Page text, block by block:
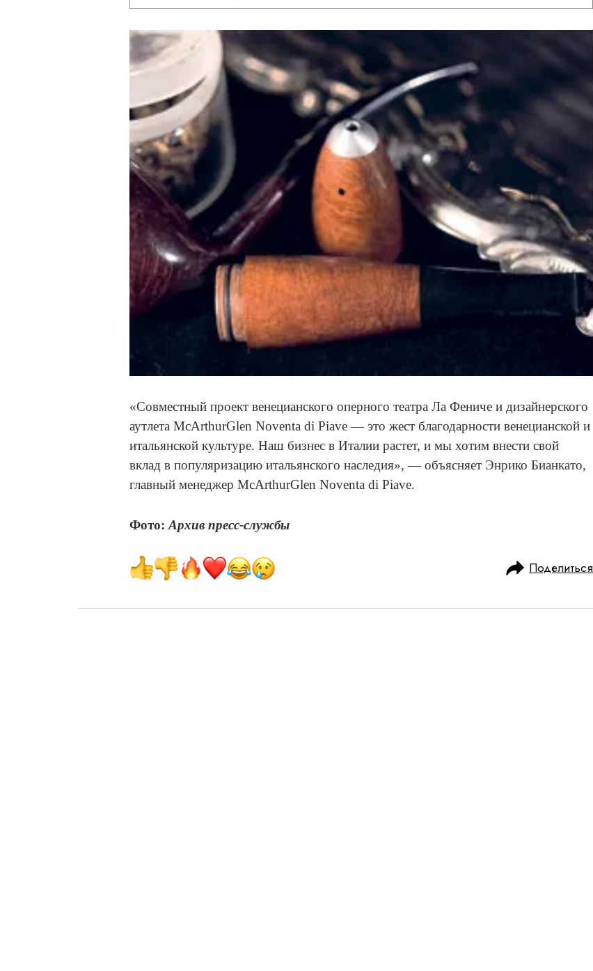
«Совместный проект венецианского оперного театра Ла Фениче и дизайнерского
аутлета McArthurGlen Noventa di Piave — это жест благодарности венецианской и
итальянской культуре. Наш бизнес в Италии растет, и мы хотим внести свой
вклад в популяризацию итальянского наследия», — объясняет Энрико Бианкато,
главный менеджер McArthurGlen Noventa di Piave.
Фото: Архив пресс-службы
Поделиться